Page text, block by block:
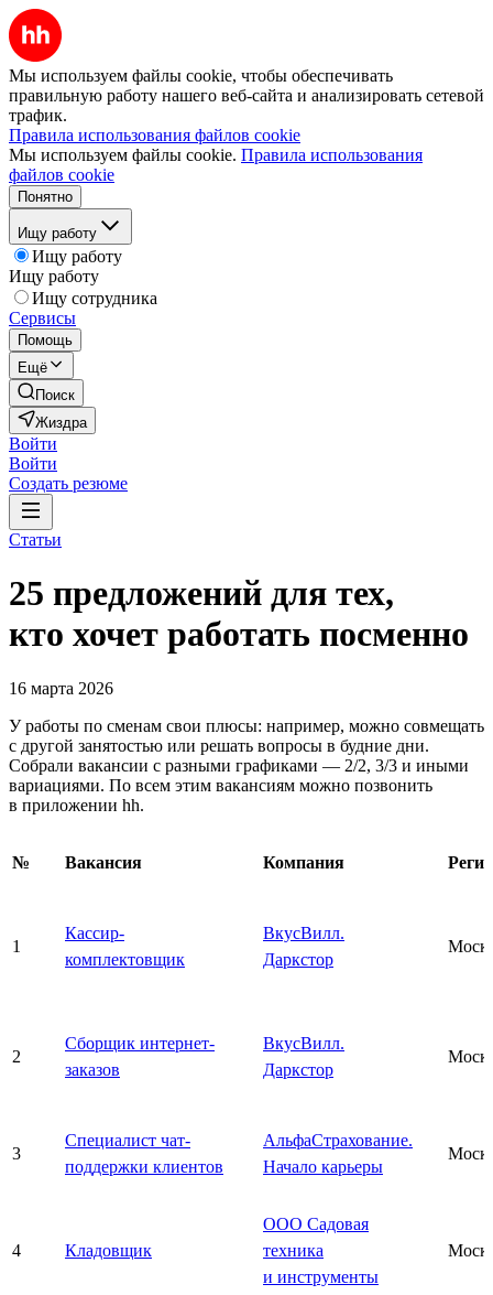
Мы используем файлы cookie, чтобы обеспечивать
правильную работу нашего веб-сайта и анализировать сетевой
трафик.
Правила использования файлов cookie
Мы используем файлы cookie. Правила использования
файлов cookie
Понятно
Ищу работу
Ищу работу
Ищу работу
Ищу сотрудника
Сервисы
Помощь
Ещё
Поиск
Жиздра
Войти
Войти
Создать резюме
Статьи
25 предложений для тех,
кто хочет работать посменно
16 марта 2026
У работы по сменам свои плюсы: например, можно совмещать
с другой занятостью или решать вопросы в будние дни.
Собрали вакансии с разными графиками — 2/2, 3/3 и иными
вариациями. По всем этим вакансиям можно позвонить
в приложении hh.
№ Вакансия Компания
1
Кассир-
комплектовщик
ВкусВилл.
Даркстор
2
Сборщик интернет-
заказов
ВкусВилл.
Даркстор
3
Специалист чат-
поддержки клиентов
АльфаСтрахование.
Начало карьеры
4 Кладовщик
ООО Садовая
техника
и инструменты